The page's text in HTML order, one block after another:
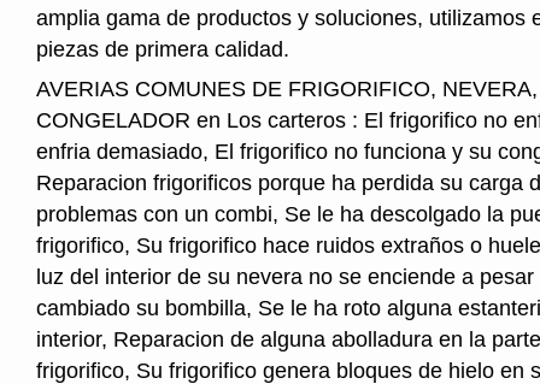
amplia gama de productos y soluciones, utilizamos
piezas de primera calidad.
AVERIAS COMUNES DE FRIGORIFICO,
CONGELADOR en Los carteros : El frigorifico no
enfria demasiado, El frigorifico no funciona y su
Reparacion frigorificos porque ha perdida su carga
problemas con un combi, Se le ha descolgado la
frigorifico, Su frigorifico hace ruidos extraños o
luz del interior de su nevera no se enciende a
cambiado su bombilla, Se le ha roto alguna
interior, Reparacion de alguna abolladura en la
frigorifico, Su frigorifico genera bloques de hielo en